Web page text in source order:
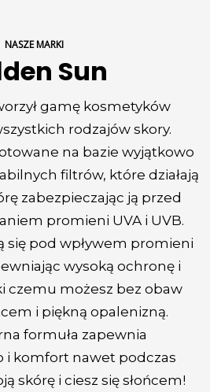
NASZE MARKI
Sun
gamę kosmetyków
rodzajów skory.
na bazie wyjątkowo
filtrów, które działają
zabezpieczając ją przed
promieni UVA i UVB.
się pod wpływem promieni
wysoką ochronę i
czemu możesz bez obaw
i piękną opalenizną.
formuła zapewnia
i komfort nawet podczas
skórę i ciesz się słońcem!